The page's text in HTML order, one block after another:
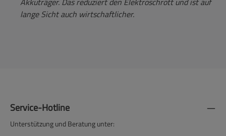
lange Sicht auch wirtschaftlicher.
Service-Hotline
Unterstützung und Beratung unter: